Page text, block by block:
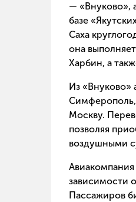
— «Внуково»,
базе
Саха
она
Харбин, а
Из «Внуково»
Симферополь,
Москву.
позволяя
воздушными
Авиакомпания
зависимости
Пассажиров